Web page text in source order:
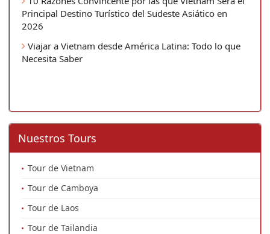
Principal Destino Turístico del Sudeste Asiático en
2026
Viajar a Vietnam desde América Latina: Todo lo que
Necesita Saber
Nuestros Tours
Tour de Vietnam
Tour de Camboya
Tour de Laos
Tour de Tailandia